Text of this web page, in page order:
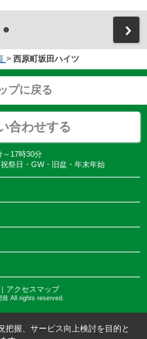
> 西原町坂田ハイツ
プに戻る
合わせする
～17時30分
祭日・GW・旧盆・年末年始
アクセスマップ
発 All rights reserved.
把握、サービス向上検討を目的と